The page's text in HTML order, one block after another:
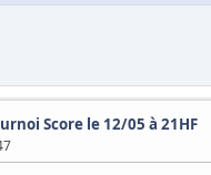
Score le 12/05 à 21HF